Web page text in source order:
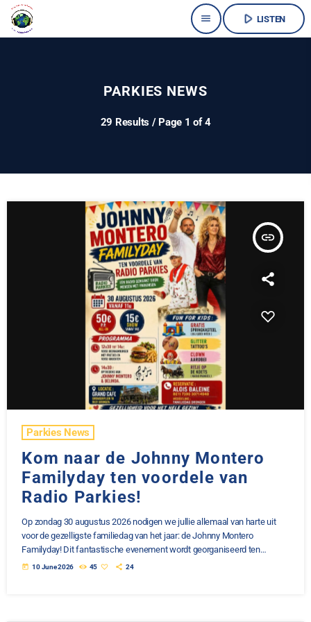
menu play_arrow LISTEN
PARKIES NEWS
29 Results / Page 1 of 4
insert_link
Parkies News
Kom naar de Johnny Montero
Familyday ten voordele van
Radio Parkies!
Op zondag 30 augustus 2026 nodigen we jullie allemaal van harte uit
voor de gezelligste familiedag van het jaar: de Johnny Montero
Familyday! Dit fantastische evenement wordt georganiseerd ten
voordele van Radio Parkies, dé radio gemaakt door mensen met
today 10 June 2026 45 24